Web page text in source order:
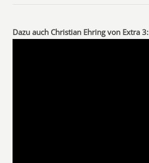
Dazu auch Christian Ehring von Extra 3: